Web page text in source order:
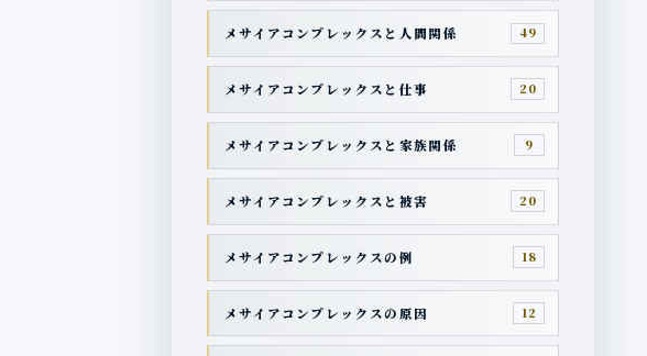
メサイアコンプレックスと人間関係 49
メサイアコンプレックスと仕事 20
メサイアコンプレックスと家族関係 9
メサイアコンプレックスと被害 20
メサイアコンプレックスの例 18
メサイアコンプレックスの原因 12